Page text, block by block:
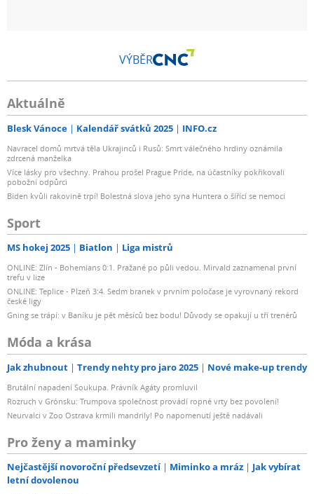
VÝBĚR
Aktuálně
Blesk Vánoce Kalendář svátků 2025 INFO.cz
Navracel domů mrtvá těla Ukrajinců i Rusů: Smrt válečného hrdiny oznámila
zdrcená manželka
Více lásky pro všechny. Prahou prošel Prague Pride, na účastníky pokřikovali
pobožní odpůrci
Biden kvůli rakovině trpí! Bolestná slova jeho syna Huntera o šířící se nemoci
Sport
MS hokej 2025 Biatlon Liga mistrů
ONLINE: Zlín - Bohemians 0:1. Pražané po půli vedou. Mirvald zaznamenal první
trefu v lize
ONLINE: Teplice - Plzeň 3:4. Sedm branek v prvním poločase je vyrovnaný rekord
české ligy
Gning se trápí: v Baníku je pět měsíců bez bodu! Důvody se opakují u tří trenérů
Móda a krása
Jak zhubnout Trendy nehty pro jaro 2025 Nové make-up trendy
Brutální napadení Soukupa. Právník Agáty promluvil
Rozruch v Grónsku: Trumpova společnost provádí ropné vrty bez povolení!
Neurvalci v Zoo Ostrava krmili mandrily! Po napomenutí ještě nadávali
Pro ženy a maminky
Nejčastější novoroční předsevzetí Miminko a mráz
Jak vybírat
letní dovolenou